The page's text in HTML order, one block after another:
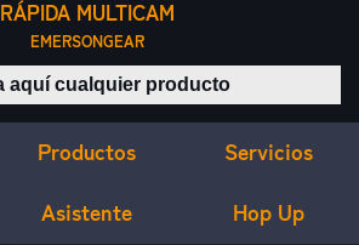
RÁPIDA MULTICAM
EMERSONGEAR
Buscar productos
Productos Servicios
Asistente Hop Up